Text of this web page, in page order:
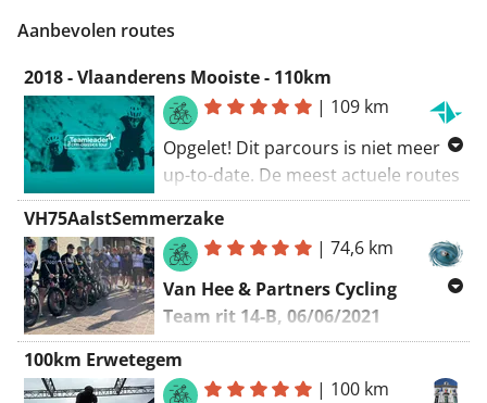
Aanbevolen routes
2018 - Vlaanderens Mooiste - 110km
| 109 km
Opgelet! Dit parcours is niet meer
up-to-date. De meest actuele routes
vind je via
www.teamleadercrmclassicstour.be
VH75AalstSemmerzake
|74,6 km
Van Hee & Partners Cycling
Team rit 14-B, 06/06/2021
Aalst - Semmerzake - Aalst
Vertrekpunt:Sint-Annakring Aalst
100km Erwetegem
| 100 km